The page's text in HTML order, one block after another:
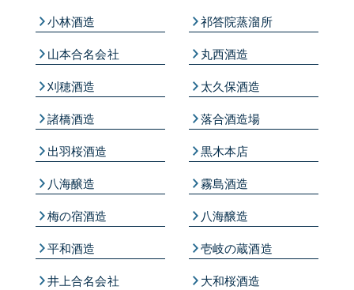
小林酒造
山本合名会社
刈穂酒造
諸橋酒造
出羽桜酒造
八海醸造
梅の宿酒造
平和酒造
井上合名会社
祁答院蒸溜所
丸西酒造
太久保酒造
落合酒造場
黒木本店
霧島酒造
八海醸造
壱岐の蔵酒造
大和桜酒造